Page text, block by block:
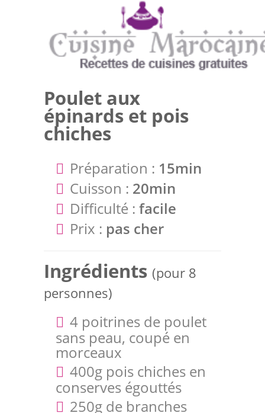
Poulet aux
épinards et pois
chiches
Préparation : 15min
Cuisson : 20min
Difficulté : facile
Prix : pas cher
Ingrédients (pour 8
personnes)
4 poitrines de poulet
sans peau, coupé en
morceaux
400g pois chiches en
conserves égouttés
250g de branches